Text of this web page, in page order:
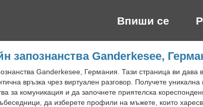
Впиши се
запознанства Ganderkesee,
Ganderkesee, Германия. Тази страница ви дава
връзка чрез виртуален разговор. Получете
за комуникация и да започнете приятелска
да изберете профили на мъжете, които